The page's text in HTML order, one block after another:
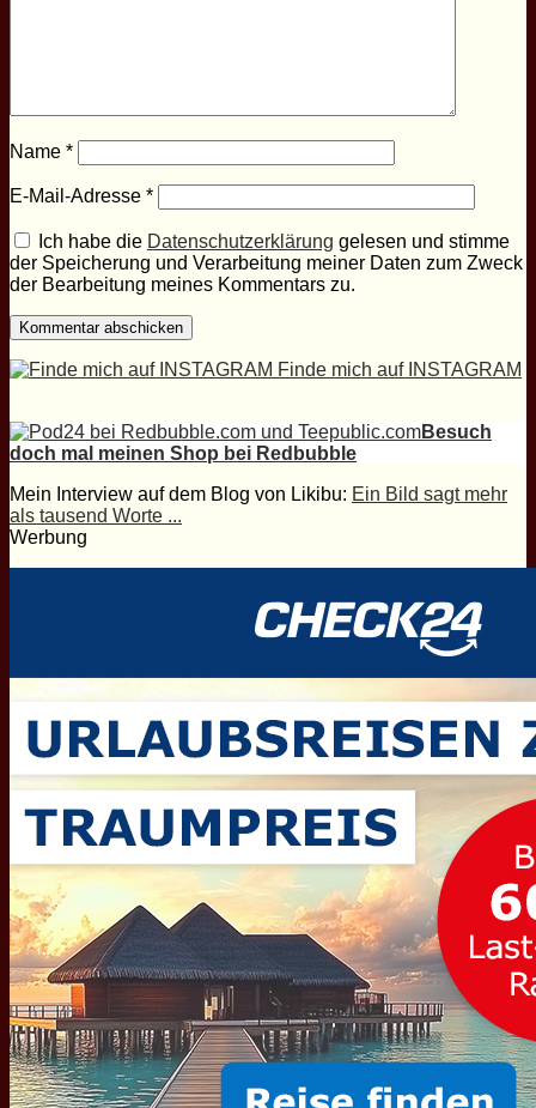
Name *
E-Mail-Adresse *
Ich habe die Datenschutzerklärung gelesen und stimme
der Speicherung und Verarbeitung meiner Daten zum Zweck
der Bearbeitung meines Kommentars zu.
Finde mich auf INSTAGRAM
Besuch
doch mal meinen Shop bei Redbubble
Mein Interview auf dem Blog von Likibu: Ein Bild sagt mehr
als tausend Worte ...
Werbung